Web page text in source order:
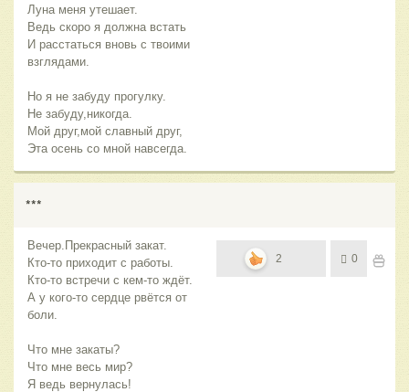
Луна меня утешает.
Ведь скоро я должна встать
И расстаться вновь с твоими
взглядами.
Но я не забуду прогулку.
Не забуду,никогда.
Мой друг,мой славный друг,
Эта осень со мной навсегда.
***
Вечер.Прекрасный закат.
Кто-то приходит с работы.
Кто-то встречи с кем-то ждёт.
А у кого-то сердце рвётся от
боли.
Что мне закаты?
Что мне весь мир?
Я ведь вернулась!
2 0